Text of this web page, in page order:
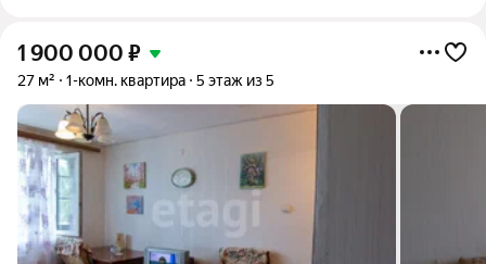
1 900 000 ₽
27 м² 1-комн. квартира 5 этаж из 5